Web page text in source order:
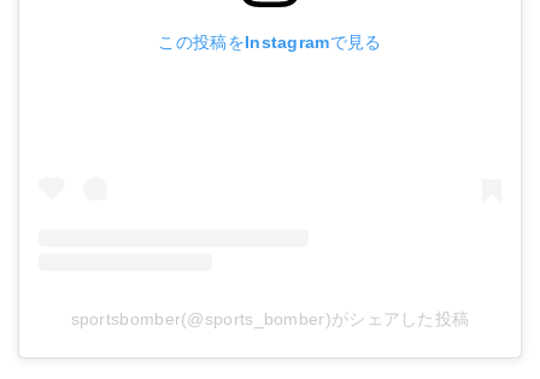
この投稿をInstagramで見る
sportsbomber(@sports_bomber)がシェアした投稿